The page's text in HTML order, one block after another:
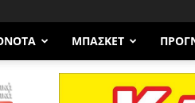
ΜΠΆΣΚΕΤ